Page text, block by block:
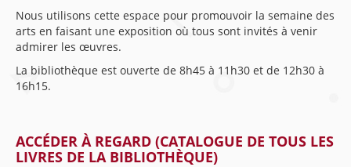
Nous utilisons cette espace pour promouvoir la semaine des
arts en faisant une exposition où tous sont invités à venir
admirer les œuvres.
La bibliothèque est ouverte de 8h45 à 11h30 et de 12h30 à
16h15.
ACCÉDER À REGARD (CATALOGUE DE TOUS LES
LIVRES DE LA BIBLIOTHÈQUE)